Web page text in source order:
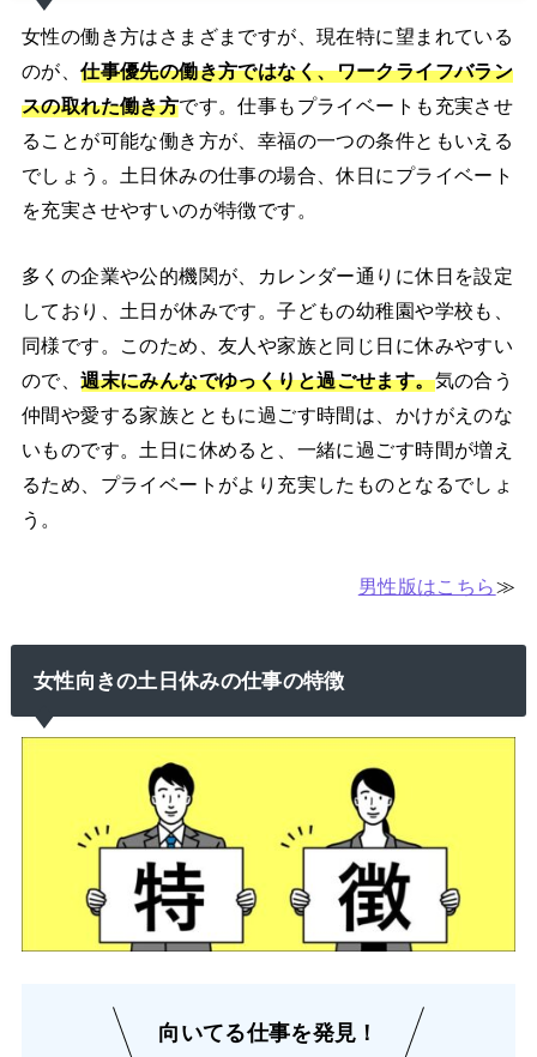
女性の働き方はさまざまですが、現在特に望まれている
のが、仕事優先の働き方ではなく、ワークライフバラン
スの取れた働き方です。仕事もプライベートも充実させ
ることが可能な働き方が、幸福の一つの条件ともいえる
でしょう。土日休みの仕事の場合、休日にプライベート
を充実させやすいのが特徴です。
多くの企業や公的機関が、カレンダー通りに休日を設定
しており、土日が休みです。子どもの幼稚園や学校も、
同様です。このため、友人や家族と同じ日に休みやすい
ので、週末にみんなでゆっくりと過ごせます。気の合う
仲間や愛する家族とともに過ごす時間は、かけがえのな
いものです。土日に休めると、一緒に過ごす時間が増え
るため、プライベートがより充実したものとなるでしょ
う。
男性版はこちら≫
女性向きの土日休みの仕事の特徴
向いてる仕事を発見！